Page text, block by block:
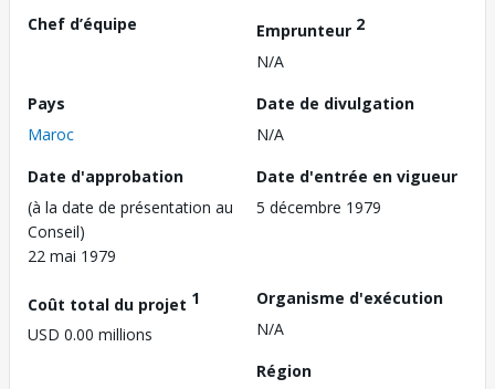
Chef d’équipe
Emprunteur 2
N/A
Pays
Maroc
Date de divulgation
N/A
Date d'approbation
(à la date de présentation au
Conseil)
22 mai 1979
Date d'entrée en vigueur
5 décembre 1979
Coût total du projet 1
USD 0.00 millions
Organisme d'exécution
N/A
Région